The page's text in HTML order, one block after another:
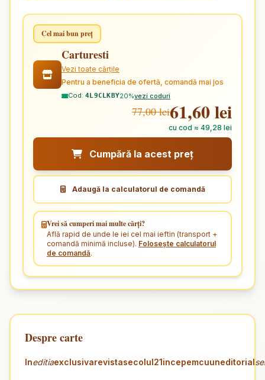
Cel mai bun preț
Carturesti
Vezi toate cărțile
Pentru a beneficia de ofertă, comandă mai jos
Cod: 4L9CLKBY20%vezi coduri
77,00 lei61,60 lei
cu cod ≈ 49,28 lei
Cumpără la acest preț
Adaugă la calculatorul de comandă
Vrei să cumperi mai multe cărți?
Află rapid de unde le iei cel mai ieftin (transport +
comandă minimă incluse). Folosește calculatorul
de comandă.
Despre carte
Ineditiaexclusivarevistasecolul21incepemcuuneditorial